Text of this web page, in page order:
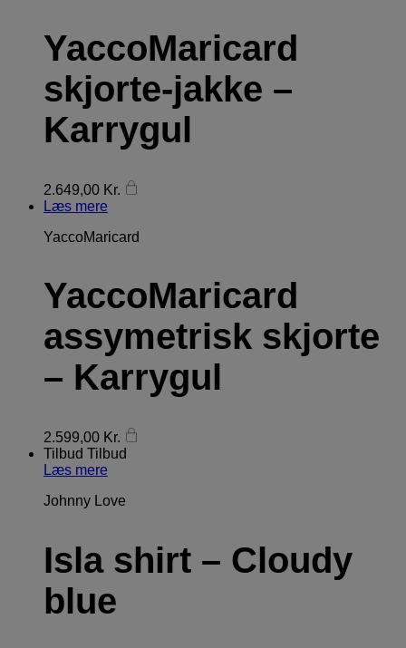
YaccoMaricard
skjorte-jakke –
Karrygul
2.649,00 Kr.
Læs mere
YaccoMaricard
YaccoMaricard
assymetrisk skjorte
– Karrygul
2.599,00 Kr.
Tilbud Tilbud
Læs mere
Johnny Love
Isla shirt – Cloudy
blue